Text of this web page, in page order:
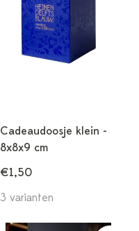
Cadeaudoosje klein -
8x8x9 cm
€1,50
3 varianten